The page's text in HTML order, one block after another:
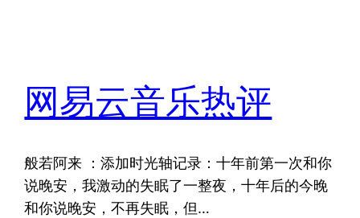
网易云音乐热评
般若阿来 ：添加时光轴记录：十年前第一次和你
说晚安，我激动的失眠了一整夜，十年后的今晚
和你说晚安，不再失眠，但…